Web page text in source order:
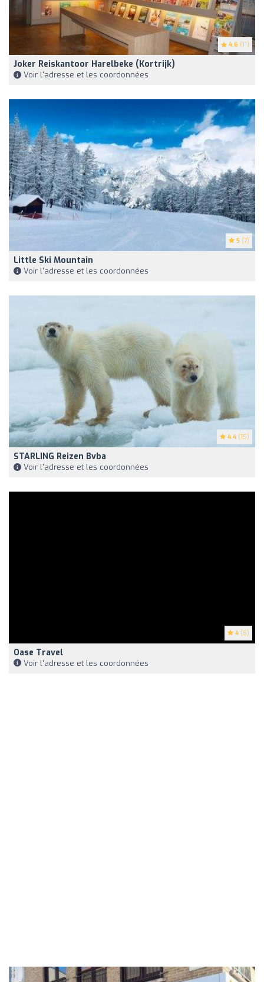
4.6 (11)
Joker Reiskantoor Harelbeke (Kortrijk)
Voir l'adresse et les coordonnées
5 (7)
Little Ski Mountain
Voir l'adresse et les coordonnées
4.4 (15)
STARLING Reizen Bvba
Voir l'adresse et les coordonnées
4 (6)
Oase Travel
Voir l'adresse et les coordonnées